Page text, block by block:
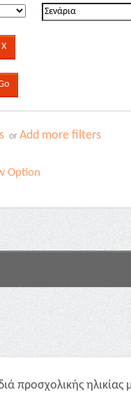
orAdd more filters
Option
προσχολικής